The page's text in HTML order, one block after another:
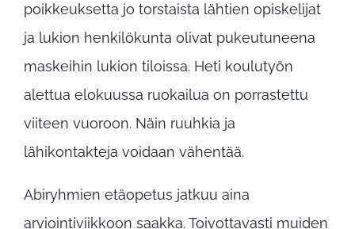
poikkeuksetta jo torstaista lähtien opiskelijat
ja lukion henkilökunta olivat pukeutuneena
maskeihin lukion tiloissa. Heti koulutyön
alettua elokuussa ruokailua on porrastettu
viiteen vuoroon. Näin ruuhkia ja
lähikontakteja voidaan vähentää.
Abiryhmien etäopetus jatkuu aina
arviointiviikkoon saakka. Toivottavasti muiden